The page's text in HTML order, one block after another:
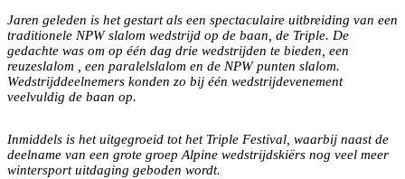
Jaren geleden is het gestart als een spectaculaire uitbreiding van een
traditionele NPW slalom wedstrijd op de baan, de Triple. De
gedachte was om op één dag drie wedstrijden te bieden, een
reuzeslalom , een paralelslalom en de NPW punten slalom.
Wedstrijddeelnemers konden zo bij één wedstrijdevenement
veelvuldig de baan op.
Inmiddels is het uitgegroeid tot het Triple Festival, waarbij naast de
deelname van een grote groep Alpine wedstrijdskiërs nog veel meer
wintersport uitdaging geboden wordt.